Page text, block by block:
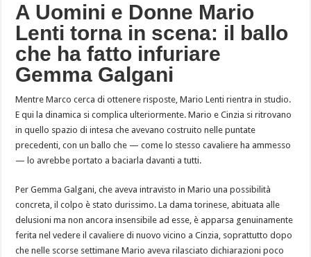
A Uomini e Donne Mario
Lenti torna in scena: il ballo
che ha fatto infuriare
Gemma Galgani
Mentre Marco cerca di ottenere risposte, Mario Lenti rientra in studio.
E qui la dinamica si complica ulteriormente. Mario e Cinzia si ritrovano
in quello spazio di intesa che avevano costruito nelle puntate
precedenti, con un ballo che — come lo stesso cavaliere ha ammesso
— lo avrebbe portato a baciarla davanti a tutti.
Per Gemma Galgani, che aveva intravisto in Mario una possibilità
concreta, il colpo è stato durissimo. La dama torinese, abituata alle
delusioni ma non ancora insensibile ad esse, è apparsa genuinamente
ferita nel vedere il cavaliere di nuovo vicino a Cinzia, soprattutto dopo
che nelle scorse settimane Mario aveva rilasciato dichiarazioni poco